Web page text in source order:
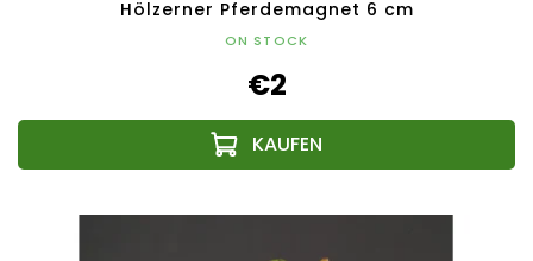
Hölzerner Pferdemagnet 6 cm
ON STOCK
€2